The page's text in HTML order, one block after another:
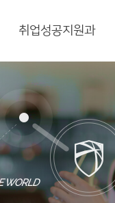
취업성공지원과